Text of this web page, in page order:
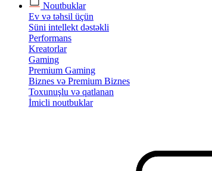
Noutbuklar
Ev və təhsil üçün
Süni intellekt dəstəkli
Performans
Kreatorlar
Gaming
Premium Gaming
Biznes və Premium Biznes
Toxunuşlu və qatlanan
İmicli noutbuklar